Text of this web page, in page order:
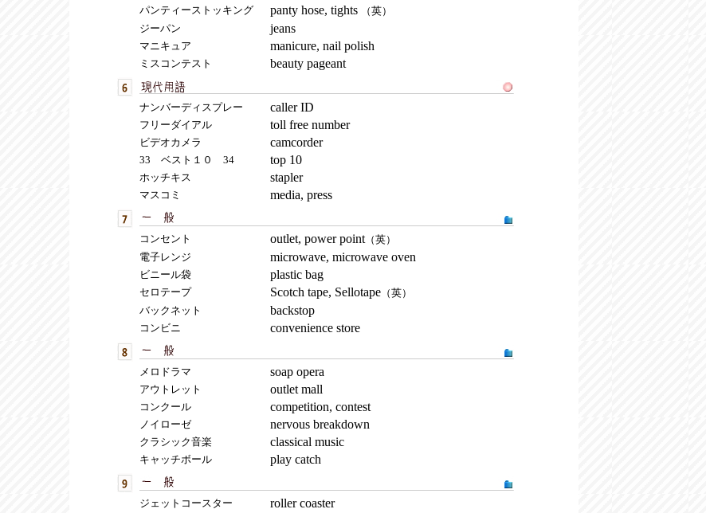
パンティーストッキング panty hose, tights
（英）
ジーパン
jeans
マニキュア manicure, nail polish
ミスコンテスト beauty pageant
ナンバーディスプレー caller ID
フリーダイアル toll free number
ビデオカメラ camcorder
33 ベスト１０ 34 top 10
ホッチキス stapler
マスコミ media, press
コンセント outlet, power point（英）
電子レンジ
microwave, microwave oven
ビニール袋 plastic bag
セロテープ Scotch tape, Sellotape（英）
バックネット
backstop
コンビニ convenience store
メロドラマ soap opera
アウトレット outlet mall
コンクール competition, contest
ノイローゼ nervous breakdown
クラシック音楽 classical music
キャッチボール play catch
ジェットコースター roller coaster